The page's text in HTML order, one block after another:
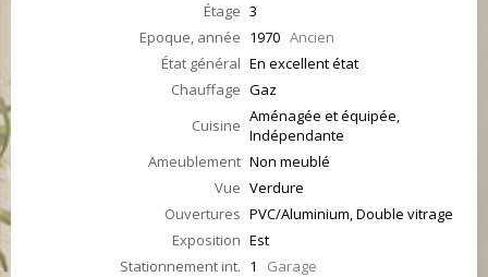
Étage 3
Epoque, année 1970 Ancien
État général En excellent état
Chauffage Gaz
Cuisine Aménagée et équipée,
Indépendante
Ameublement Non meublé
Vue Verdure
Ouvertures PVC/Aluminium, Double vitrage
Exposition Est
Stationnement int. 1 Garage